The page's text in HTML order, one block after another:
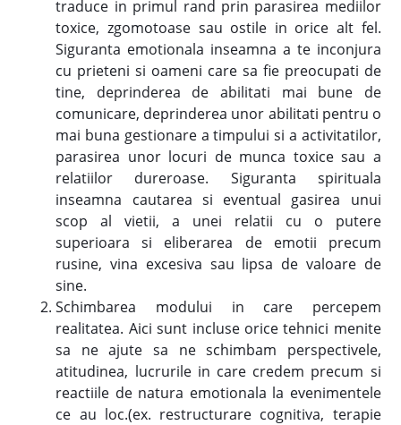
traduce in primul rand prin parasirea mediilor
toxice, zgomotoase sau ostile in orice alt fel.
Siguranta emotionala inseamna a te inconjura
cu prieteni si oameni care sa fie preocupati de
tine, deprinderea de abilitati mai bune de
comunicare, deprinderea unor abilitati pentru o
mai buna gestionare a timpului si a activitatilor,
parasirea unor locuri de munca toxice sau a
relatiilor dureroase. Siguranta spirituala
inseamna cautarea si eventual gasirea unui
scop al vietii, a unei relatii cu o putere
superioara si eliberarea de emotii precum
rusine, vina excesiva sau lipsa de valoare de
sine.
Schimbarea modului in care percepem
realitatea. Aici sunt incluse orice tehnici menite
sa ne ajute sa ne schimbam perspectivele,
atitudinea, lucrurile in care credem precum si
reactiile de natura emotionala la evenimentele
ce au loc.(ex. restructurare cognitiva, terapie